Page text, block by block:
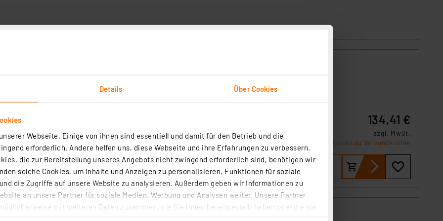
Details Über Cookies
Webseite. Einige von ihnen sind essentiell und damit für den Betrieb und die
erforderlich. Andere helfen uns, diese Webseite und ihre Erfahrungen zu verbessern.
die zur Bereitstellung unseres Angebots nicht zwingend erforderlich sind, benötigen wir
solche Cookies, um Inhalte und Anzeigen zu personalisieren, Funktionen für soziale
die Zugriffe auf unsere Website zu analysieren. Außerdem geben wir Informationen zu
an unsere Partner für soziale Medien, Werbung und Analysen weiter. Unsere Partner
mit weiteren Daten zusammen, die Sie ihnen bereitgestellt haben oder die sie
für die DIN-Hutschienenmontage in der Haus- oder Unterverteilung
auf vier Kanälen eine Gesamtlast bis 64 A ansteuern. Zusätzlich bietet er
- Lieferzeit: 1-2 Werktage²
134,41 €
zzgl. MwSt.
Informationen zu Versandkosten
Home Dimmaktor für Hutschienenmontage – 3-fach, HmIP-